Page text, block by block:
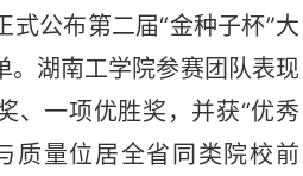
式公布第二届“金种子杯”大
湖南工学院参赛团队表现
、一项优胜奖，并获“优秀
质量位居全省同类院校前